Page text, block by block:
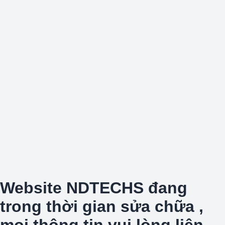
Website NDTECHS đang
trong thời gian sửa chữa ,